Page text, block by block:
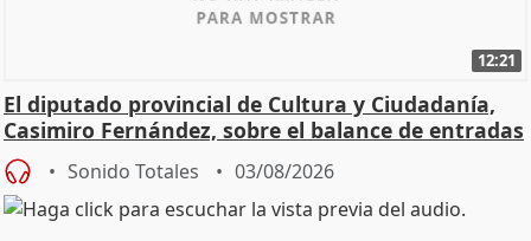
12:21
El diputado provincial de Cultura y Ciudadanía,
Casimiro Fernández, sobre el balance de entradas
Sonido Totales 03/08/2026